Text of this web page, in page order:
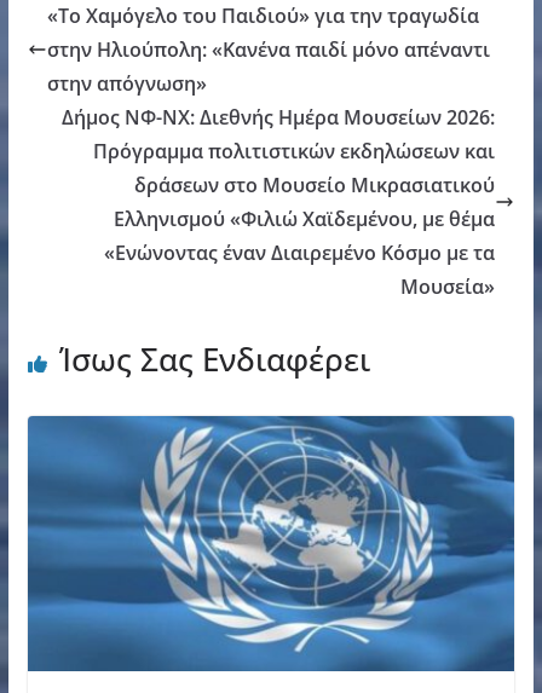
«Το Χαμόγελο του Παιδιού» για την τραγωδία
στην Ηλιούπολη: «Κανένα παιδί μόνο απέναντι
στην απόγνωση»
Δήμος ΝΦ-ΝΧ: Διεθνής Ημέρα Μουσείων 2026:
Πρόγραμμα πολιτιστικών εκδηλώσεων και
δράσεων στο Μουσείο Μικρασιατικού
Ελληνισμού «Φιλιώ Χαϊδεμένου, με θέμα
«Ενώνοντας έναν Διαιρεμένο Κόσμο με τα
Μουσεία»
Ίσως Σας Ενδιαφέρει